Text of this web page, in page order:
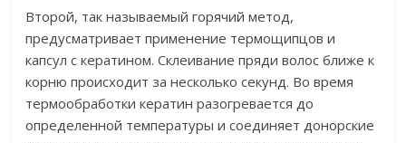
Второй, так называемый горячий метод,
предусматривает применение термощипцов и
капсул с кератином. Склеивание пряди волос ближе к
корню происходит за несколько секунд. Во время
термообработки кератин разогревается до
определенной температуры и соединяет донорские